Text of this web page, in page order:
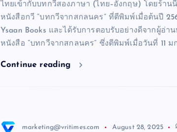
ไทยเข้ากับบทกวีสองภาษา (ไทย–อังกฤษ) โดยร้าน
หนังสือกวี “บทกวีจากสกลนคร” ที่ตีพิมพ์เมื่อต้นปี
Ysaan Books และได้รับการตอบรับอย่างดีจากผู้อ่า
หนังสือ “บทกวีจากสกลนคร” ซึ่งตีพิมพ์เมื่อวันที่ 11 ม
Continue reading
marketing@vritimes.com August 28, 2025